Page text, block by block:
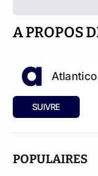
A PROPOS
SUIVRE
POPULAIRES